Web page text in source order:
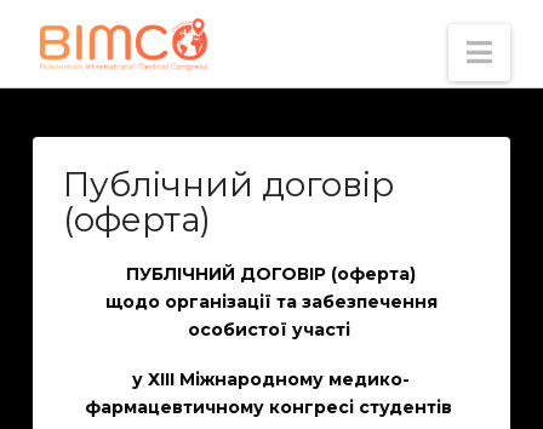
Публічний договір
(оферта)
ПУБЛІЧНИЙ ДОГОВІР (оферта)
щодо організації та забезпечення
особистої участі
уХІІІ Міжнародному медико-
фармацевтичному конгресі студентів